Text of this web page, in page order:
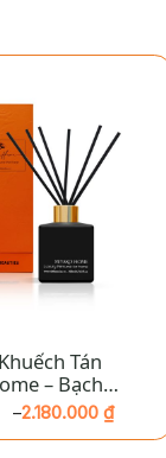
Tán
– Bạch
–2.180.000₫